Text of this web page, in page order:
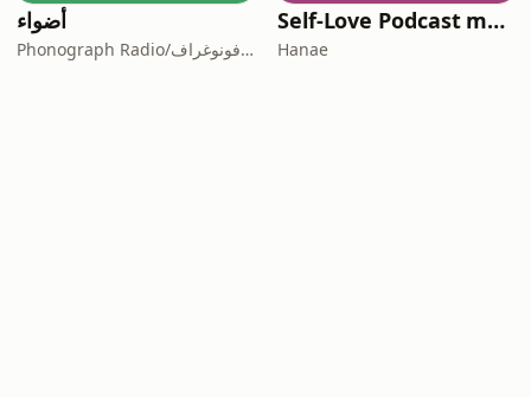
أضواء
Phonograph Radio/إذاعة فونوغراف
Self-Love Podcast m3a Hanae
Hanae